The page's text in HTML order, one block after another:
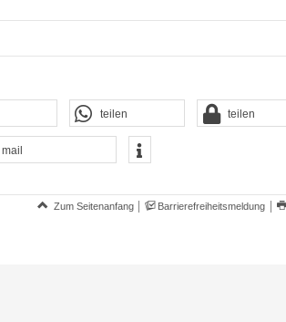
teilen teilen
mail
Zum Seitenanfang Barrierefreiheitsmeldung